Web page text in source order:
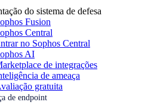
do sistema de defesa
Fusion
Central
no Sophos Central
AI
de integrações
de ameaça
gratuita
de endpoint